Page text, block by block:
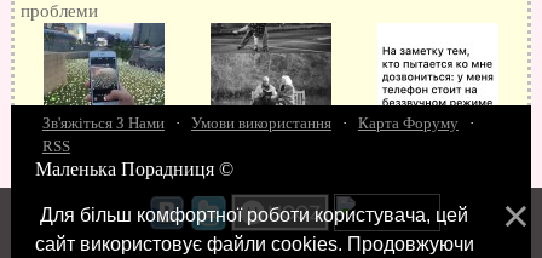
проблеми
15 запитань про секс Як досягти оргазм
Позбуваємось синців завагітніти після першого разу Хлопець хоче сексу
робити мінєт"Люблю" і "кохаю" різниця Про перший секс Займатися сексом
Зв'яжіться З Нами · Умови використання · Карта Форуму
·
RSS
Маленька Порадниця ©
Для більш комфортної роботи користувача, цей
сайт використовує файли cookies. Продовжуючи